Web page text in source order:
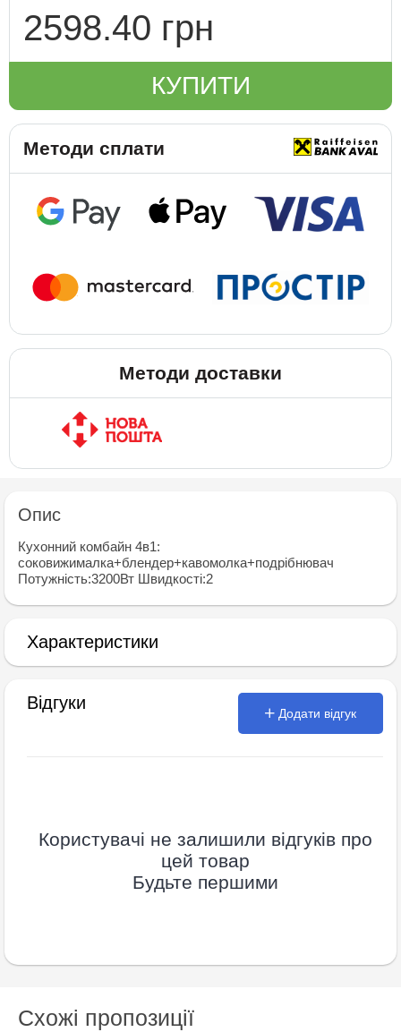
2598.40 грн
КУПИТИ
Методи сплати
Методи доставки
Опис
Кухонний комбайн 4в1:
соковижималка+блендер+кавомолка+подрiбнювач
Потужнiсть:3200Вт Швидкостi:2
Характеристики
Відгуки
Додати відгук
Користувачі не залишили відгуків про
цей товар
Будьте першими
Схожі пропозиції